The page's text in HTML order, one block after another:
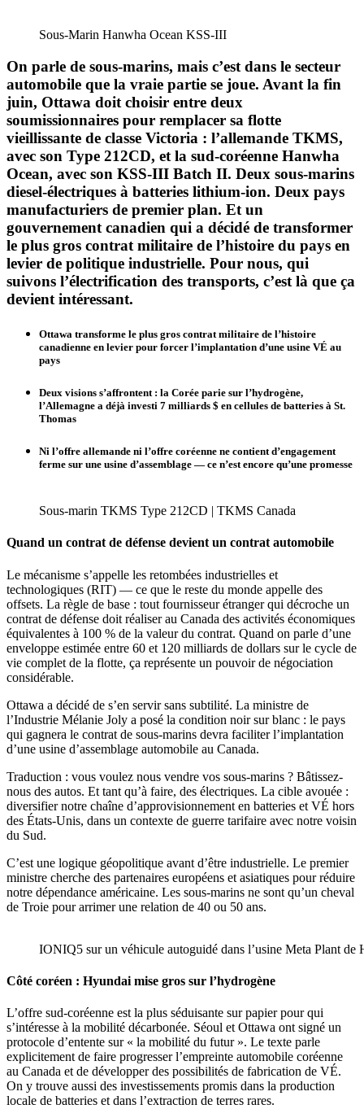
Sous-Marin Hanwha Ocean KSS-III
On parle de sous-marins, mais c’est dans le secteur
automobile que la vraie partie se joue. Avant la fin
juin, Ottawa doit choisir entre deux
soumissionnaires pour remplacer sa flotte
vieillissante de classe Victoria : l’allemande TKMS,
avec son Type 212CD, et la sud-coréenne Hanwha
Ocean, avec son KSS-III Batch II. Deux sous-marins
diesel-électriques à batteries lithium-ion. Deux pays
manufacturiers de premier plan. Et un
gouvernement canadien qui a décidé de transformer
le plus gros contrat militaire de l’histoire du pays en
levier de politique industrielle. Pour nous, qui
suivons l’électrification des transports, c’est là que ça
devient intéressant.
Ottawa transforme le plus gros contrat militaire de l’histoire
canadienne en levier pour forcer l’implantation d’une usine VÉ au
pays
Deux visions s’affrontent : la Corée parie sur l’hydrogène,
l’Allemagne a déjà investi 7 milliards $ en cellules de batteries à St.
Thomas
Ni l’offre allemande ni l’offre coréenne ne contient d’engagement
ferme sur une usine d’assemblage — ce n’est encore qu’une promesse
Sous-marin TKMS Type 212CD | TKMS Canada
Quand un contrat de défense devient un contrat automobile
Le mécanisme s’appelle les retombées industrielles et
technologiques (RIT) — ce que le reste du monde appelle des
offsets. La règle de base : tout fournisseur étranger qui décroche un
contrat de défense doit réaliser au Canada des activités économiques
équivalentes à 100 % de la valeur du contrat. Quand on parle d’une
enveloppe estimée entre 60 et 120 milliards de dollars sur le cycle de
vie complet de la flotte, ça représente un pouvoir de négociation
considérable.
Ottawa a décidé de s’en servir sans subtilité. La ministre de
l’Industrie Mélanie Joly a posé la condition noir sur blanc : le pays
qui gagnera le contrat de sous-marins devra faciliter l’implantation
d’une usine d’assemblage automobile au Canada.
Traduction : vous voulez nous vendre vos sous-marins ? Bâtissez-
nous des autos. Et tant qu’à faire, des électriques. La cible avouée :
diversifier notre chaîne d’approvisionnement en batteries et VÉ hors
des États-Unis, dans un contexte de guerre tarifaire avec notre voisin
du Sud.
C’est une logique géopolitique avant d’être industrielle. Le premier
ministre cherche des partenaires européens et asiatiques pour réduire
notre dépendance américaine. Les sous-marins ne sont qu’un cheval
de Troie pour arrimer une relation de 40 ou 50 ans.
IONIQ5 sur un véhicule autoguidé dans l’usine Meta Plant
Côté coréen : Hyundai mise gros sur l’hydrogène
L’offre sud-coréenne est la plus séduisante sur papier pour qui
s’intéresse à la mobilité décarbonée. Séoul et Ottawa ont signé un
protocole d’entente sur « la mobilité du futur ». Le texte parle
explicitement de faire progresser l’empreinte automobile coréenne
au Canada et de développer des possibilités de fabrication de VÉ.
On y trouve aussi des investissements promis dans la production
locale de batteries et dans l’extraction de terres rares.